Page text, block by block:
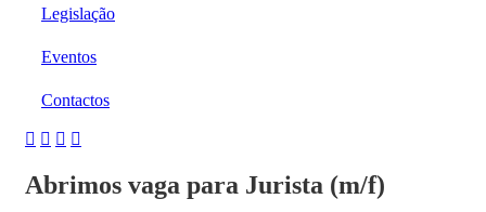
Legislação
Eventos
Contactos
Abrimos vaga para Jurista (m/f)